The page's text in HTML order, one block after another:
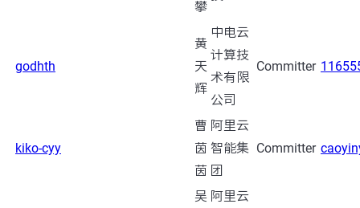
攀
godhth
黄
天
辉
中电云
计算技
术有限
公司
Committer
kiko-cyy
曹
茵
茵
阿里云
智能集
团
Committer
吴 阿里云